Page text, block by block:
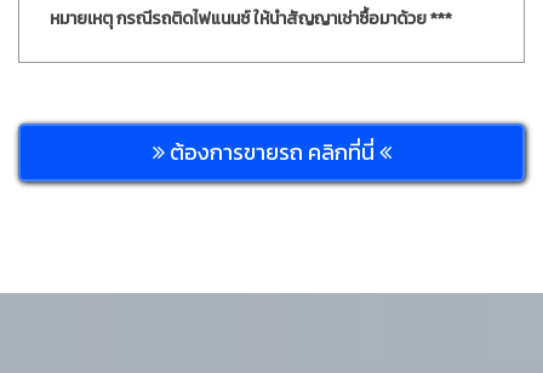
หมายเหตุ กรณีรถติดไฟแนนซ์ ให้นำสัญญาเช่าซื้อมาด้วย ***
ต้องการขายรถ คลิกที่นี่